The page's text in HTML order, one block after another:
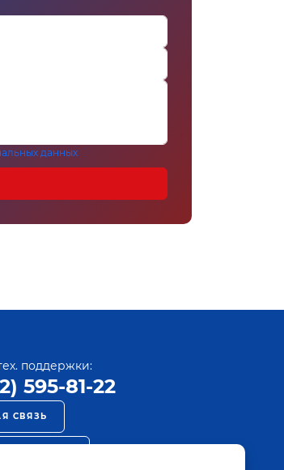
данных
поддержки:
595-81-22
СВЯЗЬ